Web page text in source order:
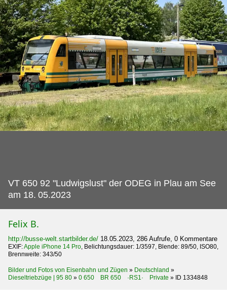
VT 650 92 "Ludwigslust" der ODEG in Plau am See
am 18. 05.2023
Felix B.
http://busse-welt.startbilder.de/ 18.05.2023, 286 Aufrufe, 0 Kommentare
EXIF:Apple iPhone 14 Pro, Belichtungsdauer: 1/3597, Blende: 89/50, ISO80,
Brennweite: 343/50
Bilder und Fotos von Eisenbahn und Zügen » Deutschland »
Dieseltriebzüge | 95 80 » 0 650 BR 650 ·RS1· Private » ID 1334848